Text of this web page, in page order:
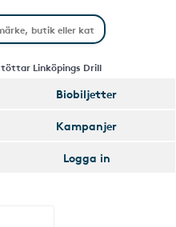
Linköpings Drill
Biobiljetter
Kampanjer
Logga in